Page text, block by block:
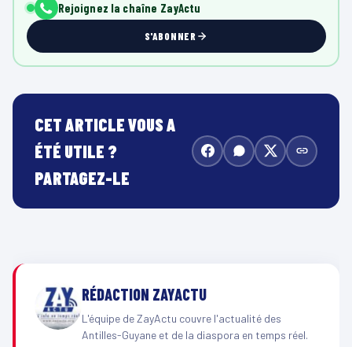
Rejoignez la chaîne ZayActu
S'ABONNER
CET ARTICLE VOUS A
ÉTÉ UTILE ?
PARTAGEZ-LE
RÉDACTION ZAYACTU
L'équipe de ZayActu couvre l'actualité des
Antilles-Guyane et de la diaspora en temps réel.